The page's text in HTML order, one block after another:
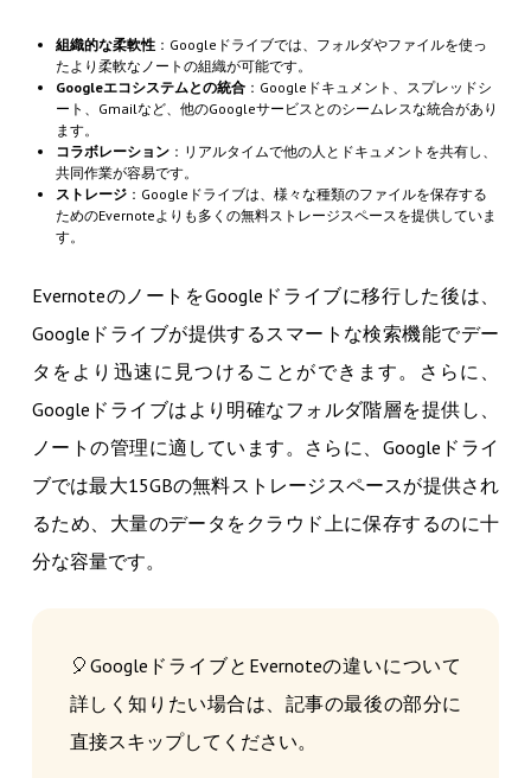
組織的な柔軟性：Googleドライブでは、フォルダやファイルを使っ
たより柔軟なノートの組織が可能です。
Googleエコシステムとの統合：Googleドキュメント、スプレッドシ
ート、Gmailなど、他のGoogleサービスとのシームレスな統合があり
ます。
コラボレーション：リアルタイムで他の人とドキュメントを共有し、
共同作業が容易です。
ストレージ：Googleドライブは、様々な種類のファイルを保存する
ためのEvernoteよりも多くの無料ストレージスペースを提供していま
す。
EvernoteのノートをGoogleドライブに移行した後は、
Googleドライブが提供するスマートな検索機能でデー
タをより迅速に見つけることができます。さらに、
Googleドライブはより明確なフォルダ階層を提供し、
ノートの管理に適しています。さらに、Googleドライ
ブでは最大15GBの無料ストレージスペースが提供され
るため、大量のデータをクラウド上に保存するのに十
分な容量です。
🎈GoogleドライブとEvernoteの違いについて
詳しく知りたい場合は、記事の最後の部分に
直接スキップしてください。